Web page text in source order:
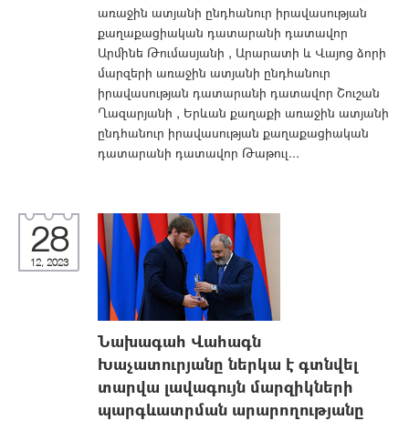
առաջին ատյանի ընդհանուր իրավասության
քաղաքացիական դատարանի դատավոր
Արմինե Թումասյանի , Արարատի և Վայոց ձորի
մարզերի առաջին ատյանի ընդհանուր
իրավասության դատարանի դատավոր Շուշան
Ղազարյանի , Երևան քաղաքի առաջին ատյանի
ընդհանուր իրավասության քաղաքացիական
դատարանի դատավոր Թաթուլ...
28
12, 2023
Նախագահ Վահագն
Խաչատուրյանը ներկա է գտնվել
տարվա լավագույն մարզիկների
պարգևատրման արարողությանը